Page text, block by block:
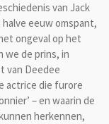
van Jack
eeuw omspant,
ongeval op het
we de prins, in
van Deedee
actrice die furore
– en waarin de
herkennen,